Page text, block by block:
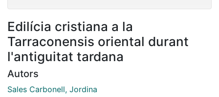
Edilícia cristiana a la
Tarraconensis oriental durant
l'antiguitat tardana
Autors
Sales Carbonell, Jordina